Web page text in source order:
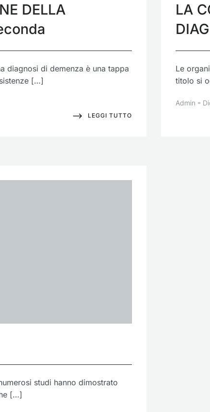
DELLA
diagnosi di demenza è una tappa
[…]
LEGGI TUTTO
LA
Le
titolo si
Admin -
studi hanno dimostrato
[…]